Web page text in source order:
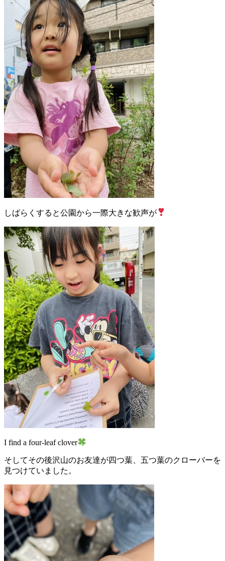
しばらくすると公園から一際大きな歓声が
I find a four-leaf clover
そしてその後沢山のお友達が四つ葉、五つ葉のクローバーを
見つけていました。